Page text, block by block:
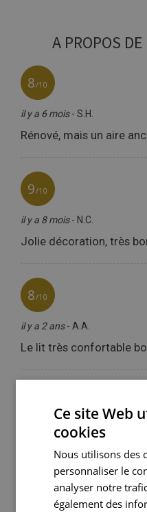
Ce site Web
cookies
Nous utilisons des
personnaliser le
analyser notre
également des